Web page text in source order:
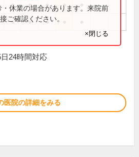
● ● ● ●
● ● ●
休業の場合があります。来院前
ご確認ください。
×閉じる
24時間対応
医院の詳細をみる